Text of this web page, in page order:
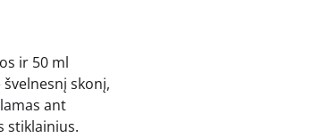
ir 50 ml
skonį,
ant
stiklainius.